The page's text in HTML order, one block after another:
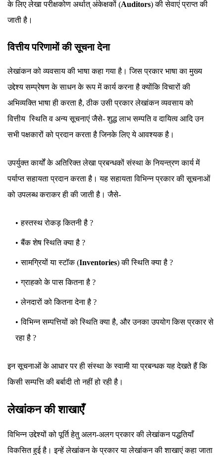
के लिए लेखा परीक्षकोण अर्थात् अंकेक्षकों (Auditors) की सेवाएं प्राप्त की
जाती है।
वित्तीय परिणामों की सूचना देना
लेखांकन को व्यवसाय की भाषा कहा गया है। जिस प्रकार भाषा का मुख्य
उद्देश्य सम्प्रेषण के साधन के रूप में कार्य करना है क्योंकि विचारों की
अभिव्यक्ति भाषा ही करता है, ठीक उसी प्रकार लेखांकन व्यवसाय को
वित्तीय स्थिति व अन्य सूचनाएं जैसे- शुद्ध लाभ सम्पति व दायित्व आदि उन
सभी पक्षकारों को प्रदान करता है जिनके लिए ये आवश्यक है।
उपर्युक्त कार्यों के अतिरिक्त लेखा प्रबन्धकों संस्था के नियन्त्रण कार्य में
पर्याप्त सहायता प्रदान करता है। यह सहायता विभिन्न प्रकार की सूचनाओं
को उपलब्ध कराकर ही की जाती है। जैसे-
हस्तस्थ रोकड़ कितनी है ?
बैंक शेष स्थिति क्या है ?
सामग्रियों या स्टॉक (Inventories) की स्थिति क्या है ?
ग्राहको के पास कितना है ?
लेनदारों को कितना देना है ?
विभिन्न सम्पत्तियों को स्थिति क्या है, और उनका उपयोग किस प्रकार से
रहा है ?
इन सूचनाओं के आधार पर ही संस्था के स्वामी या प्रबन्धक यह देखते हैं कि
किसी सम्पत्ति की बर्बादी तो नहीं हो रही है।
लेखांकन की शाखाएँ
विभिन्न उद्देश्यों को पूर्ति हेतु अलग-अलग प्रकार की लेखांकन पद्धतियाँ
विकसित हुई है। इन्हें लेखांकन के प्रकार या लेखांकन की शाखाएं कहा जाता